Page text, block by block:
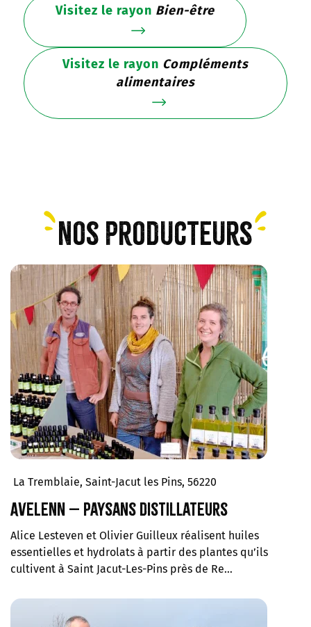
Visitez le rayon Bien-être
Visitez le rayon Compléments
alimentaires
Nos producteurs
La Tremblaie, Saint-Jacut les Pins, 56220
Avelenn – Paysans distillateurs
Alice Lesteven et Olivier Guilleux réalisent huiles
essentielles et hydrolats à partir des plantes qu’ils
cultivent à Saint Jacut-Les-Pins près de Re…